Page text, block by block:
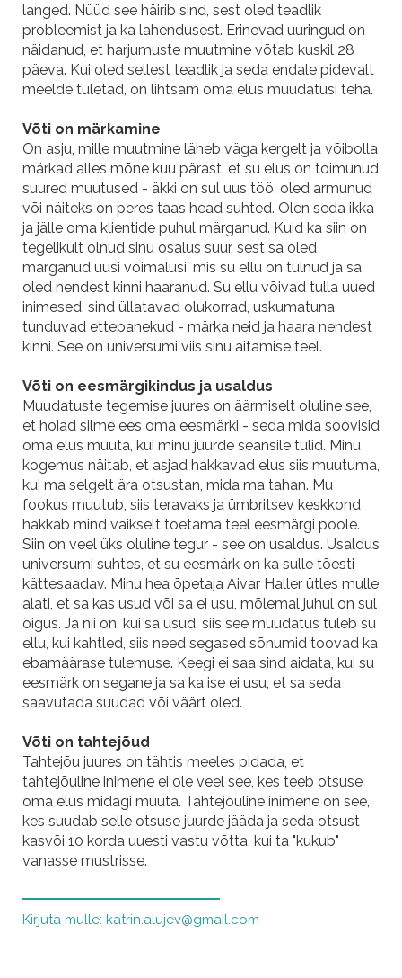
langed. Nüüd see häirib sind, sest oled teadlik
probleemist ja ka lahendusest. Erinevad uuringud on
näidanud, et harjumuste muutmine võtab kuskil 28
päeva. Kui oled sellest teadlik ja seda endale pidevalt
meelde tuletad, on lihtsam oma elus muudatusi teha.
Võti on märkamine
On asju, mille muutmine läheb väga kergelt ja võibolla
märkad alles mõne kuu pärast, et su elus on toimunud
suured muutused - äkki on sul uus töö, oled armunud
või näiteks on peres taas head suhted. Olen seda ikka
ja jälle oma klientide puhul märganud. Kuid ka siin on
tegelikult olnud sinu osalus suur, sest sa oled
märganud uusi võimalusi, mis su ellu on tulnud ja sa
oled nendest kinni haaranud. Su ellu võivad tulla uued
inimesed, sind üllatavad olukorrad, uskumatuna
tunduvad ettepanekud - märka neid ja haara nendest
kinni. See on universumi viis sinu aitamise teel.
Võti on eesmärgikindus ja usaldus
Muudatuste tegemise juures on äärmiselt oluline see,
et hoiad silme ees oma eesmärki - seda mida soovisid
oma elus muuta, kui minu juurde seansile tulid. Minu
kogemus näitab, et asjad hakkavad elus siis muutuma,
kui ma selgelt ära otsustan, mida ma tahan. Mu
fookus muutub, siis teravaks ja ümbritsev keskkond
hakkab mind vaikselt toetama teel eesmärgi poole.
Siin on veel üks oluline tegur - see on usaldus. Usaldus
universumi suhtes, et su eesmärk on ka sulle tõesti
kättesaadav. Minu hea õpetaja Aivar Haller ütles mulle
alati, et sa kas usud või sa ei usu, mõlemal juhul on sul
õigus. Ja nii on, kui sa usud, siis see muudatus tuleb su
ellu, kui kahtled, siis need segased sõnumid toovad ka
ebamäärase tulemuse. Keegi ei saa sind aidata, kui su
eesmärk on segane ja sa ka ise ei usu, et sa seda
saavutada suudad või väärt oled.
Võti on tahtejõud
Tahtejõu juures on tähtis meeles pidada, et
tahtejõuline inimene ei ole veel see, kes teeb otsuse
oma elus midagi muuta. Tahtejõuline inimene on see,
kes suudab selle otsuse juurde jääda ja seda otsust
kasvõi 10 korda uuesti vastu võtta, kui ta "kukub"
vanasse mustrisse.
Kirjuta mulle: katrin.alujev@gmail.com